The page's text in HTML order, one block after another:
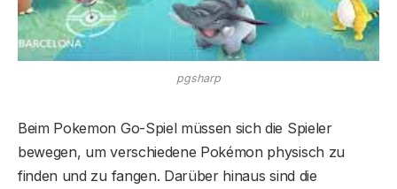
pgsharp
Beim Pokemon Go-Spiel müssen sich die Spieler
bewegen, um verschiedene Pokémon physisch zu
finden und zu fangen. Darüber hinaus sind die